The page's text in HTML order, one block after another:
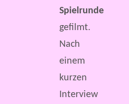
Spielrunde
gefilmt.
Nach
einem
kurzen
Interview